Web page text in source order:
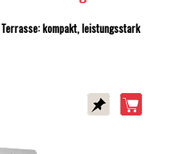
kompakt, leistungsstark